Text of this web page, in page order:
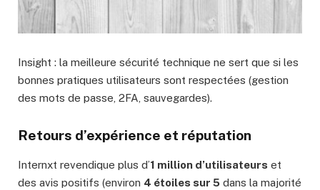
Insight : la meilleure sécurité technique ne sert que si les
bonnes pratiques utilisateurs sont respectées (gestion
des mots de passe, 2FA, sauvegardes).
Retours d’expérience et réputation
Internxt revendique plus d’1 million d’utilisateurs et
des avis positifs (environ 4 étoiles sur 5 dans la majorité